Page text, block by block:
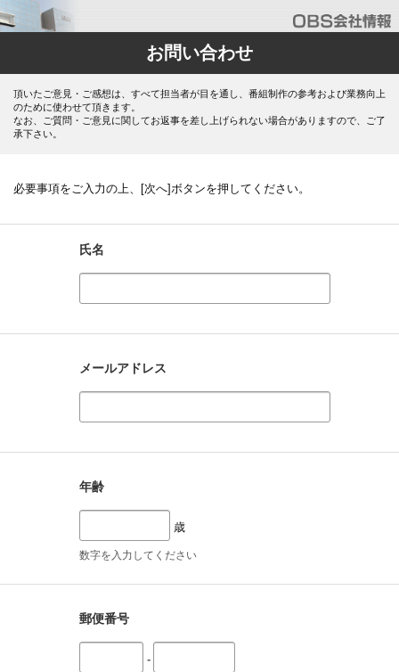
お問い合わせ
頂いたご意見・ご感想は、すべて担当者が目を通し、番組制作の参考および業務向上
のために使わせて頂きます。
なお、ご質問・ご意見に関してお返事を差し上げられない場合がありますので、ご了
承下さい。
必要事項をご入力の上、[次へ]ボタンを押してください。
氏名
メールアドレス
年齢
歳
数字を入力してください
郵便番号
-